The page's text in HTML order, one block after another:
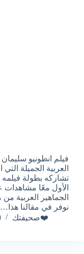
فيلم انطونيو
العربية الجميلة
تشاركه بطولة
الأول معًا مشاهدات
الجماهير
نوفر في مقالنا هذا…
❤️صحيفتك